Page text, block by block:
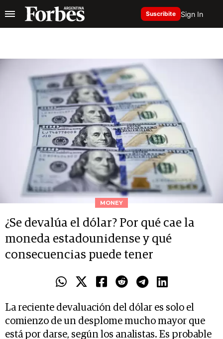
Suscribite Sign In
MONEY
¿Se devalúa el dólar? Por qué cae la
moneda estadounidense y qué
consecuencias puede tener
La reciente devaluación del dólar es solo el
comienzo de un desplome mucho mayor que
está por darse, según los analistas. Es probable